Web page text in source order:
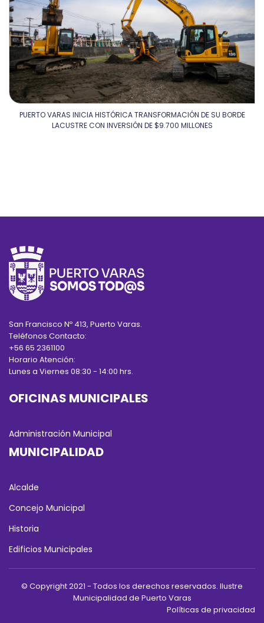
PUERTO VARAS INICIA HISTÓRICA TRANSFORMACIÓN DE SU BORDE
LACUSTRE CON INVERSIÓN DE $9.700 MILLONES
San Francisco Nº 413, Puerto Varas.
Teléfonos Contacto:
+56 65 2361100
Horario Atención:
Lunes a Viernes 08:30 - 14:00 hrs.
OFICINAS MUNICIPALES
Administración Municipal
MUNICIPALIDAD
Alcalde
Concejo Municipal
Historia
Edificios Municipales
© Copyright 2021 - Todos los derechos reservados. Ilustre
Municipalidad de Puerto Varas
Políticas de privacidad